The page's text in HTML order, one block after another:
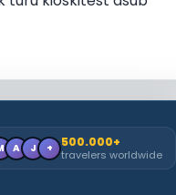
A J + 500.000+
travelers worldwide